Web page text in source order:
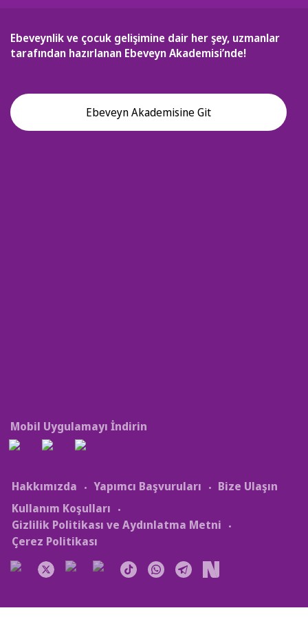
Ebeveynlik ve çocuk gelişimine dair her şey, uzmanlar
tarafından hazırlanan Ebeveyn Akademisi’nde!
Ebeveyn Akademisine Git
Mobil Uygulamayı İndirin
Hakkımızda Yapımcı Başvuruları
Bize Ulaşın
Kullanım Koşulları
Gizlilik Politikası ve Aydınlatma Metni
Çerez Politikası